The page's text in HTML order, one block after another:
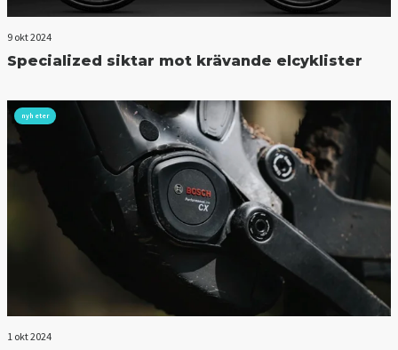
9 okt 2024
Specialized siktar mot krävande elcyklister
nyheter
1 okt 2024